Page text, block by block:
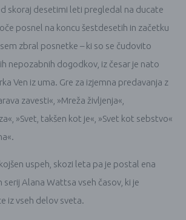
skoraj desetimi leti pregledal na ducate
posnel na koncu šestdesetih in začetku
zbral posnetke – ki so se čudovito
nepozabnih dogodkov, iz česar je nato
Ven iz uma. Gre za izjemna predavanja z
zavesti«, »Mreža življenja«,
»Svet, takšen kot je«, »Svet kot sebstvo«
uspeh, skozi leta pa je postal ena
Alana Wattsa vseh časov, ki je
iz vseh delov sveta.